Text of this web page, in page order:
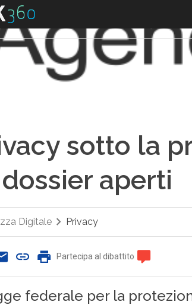
sotto la
aperti
Digitale Privacy
Partecipa al dibattito
federale per la